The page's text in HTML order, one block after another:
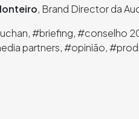
, Brand Director da
#briefing, #conselho
partners, #opinião,